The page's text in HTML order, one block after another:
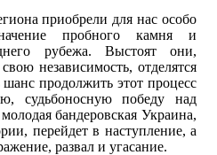
приобрели для нас особо
пробного камня и
рубежа. Выстоят они,
независимость, отделятся
продолжить этот процесс
судьбоносную победу над
бандеровская Украина,
перейдет в наступление, а
развал и угасание.